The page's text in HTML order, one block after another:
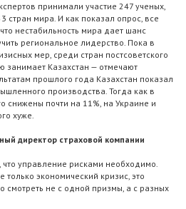
принимали участие 247 ученых,
стран мира. И как показал опрос, все
нестабильность мира дает шанс
региональное лидерство. Пока в
мер, среди стран постсоветского
занимает Казахстан — отмечают
прошлого года Казахстан показал
производства. Тогда как в
снижены почти на 11%, на Украине и
хуже.
директор страховой компании
управление рисками необходимо.
только экономический кризис, это
смотреть не с одной призмы, а с разных